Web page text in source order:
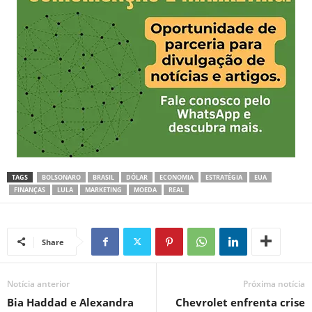
TAGS BOLSONARO BRASIL DÓLAR ECONOMIA ESTRATÉGIA
EUA
FINANÇAS
LULA MARKETING MOEDA REAL
Share
Notícia anterior
Bia Haddad e Alexandra
Próxima notícia
Chevrolet enfrenta crise